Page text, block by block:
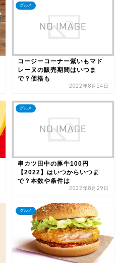
グルメ
コージーコーナー紫いもマド
レーヌの販売期間はいつま
で？価格も
2022年8月24日
グルメ
串カツ田中の豚牛100円
【2022】はいつからいつま
で？本数や条件は
2022年8月29日
グルメ